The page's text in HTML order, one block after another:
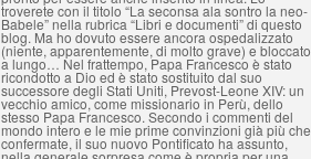
troverete con il titolo “La seconsa ala sontro la neo-
Babele” nella rubrica “Libri e documenti” di questo
blog. Ma ho dovuto essere ancora ospedalizzato
(niente, apparentemente, di molto grave) e bloccato
a lungo… Nel frattempo, Papa Francesco è stato
ricondotto a Dio ed è stato sostituito dal suo
successore degli Stati Uniti, Prevost-Leone XIV: un
vecchio amico, come missionario in Perù, dello
stesso Papa Francesco. Secondo i commenti del
mondo intero e le mie prime convinzioni già più che
confermate, il suo nuovo Pontificato ha assunto,